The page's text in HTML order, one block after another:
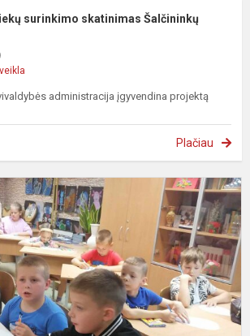
surinkimo skatinimas Šalčininkų
administracija įgyvendina projektą
Plačiau